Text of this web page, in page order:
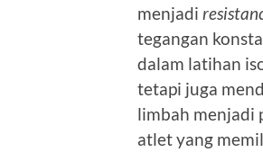
menjadi
tegangan
dalam latihan
tetapi juga
limbah menjadi
atlet yang